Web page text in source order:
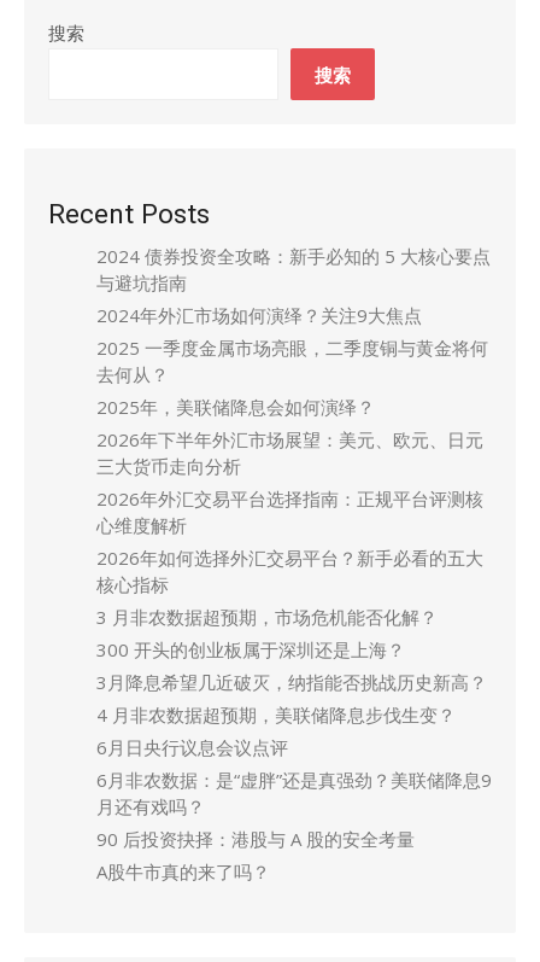
搜索
搜索
Recent Posts
2024 债券投资全攻略：新手必知的 5 大核心要点
与避坑指南
2024年外汇市场如何演绎？关注9大焦点
2025 一季度金属市场亮眼，二季度铜与黄金将何
去何从？
2025年，美联储降息会如何演绎？
2026年下半年外汇市场展望：美元、欧元、日元
三大货币走向分析
2026年外汇交易平台选择指南：正规平台评测核
心维度解析
2026年如何选择外汇交易平台？新手必看的五大
核心指标
3 月非农数据超预期，市场危机能否化解？
300 开头的创业板属于深圳还是上海？
3月降息希望几近破灭，纳指能否挑战历史新高？
4 月非农数据超预期，美联储降息步伐生变？
6月日央行议息会议点评
6月非农数据：是“虚胖”还是真强劲？美联储降息9
月还有戏吗？
90 后投资抉择：港股与 A 股的安全考量
A股牛市真的来了吗？